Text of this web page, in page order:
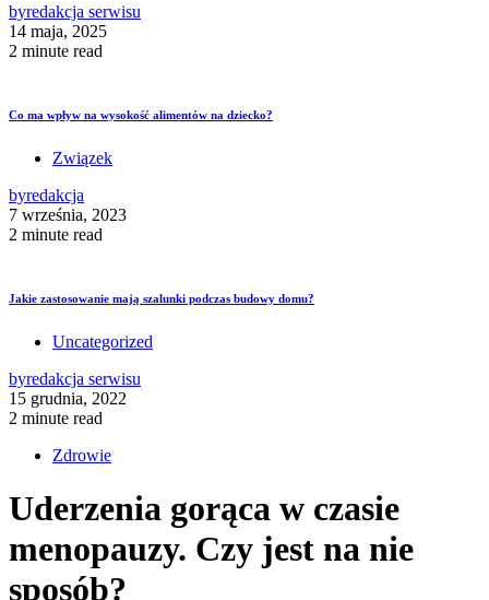
byredakcja serwisu
14 maja, 2025
2 minute read
Co ma wpływ na wysokość alimentów na dziecko?
Związek
byredakcja
7 września, 2023
2 minute read
Jakie zastosowanie mają szalunki podczas budowy domu?
Uncategorized
byredakcja serwisu
15 grudnia, 2022
2 minute read
Zdrowie
Uderzenia gorąca w czasie
menopauzy. Czy jest na nie
sposób?